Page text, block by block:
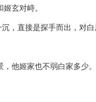
玄对峙。
，直接是探手而出，对白
他姬家也不弱白家多少。